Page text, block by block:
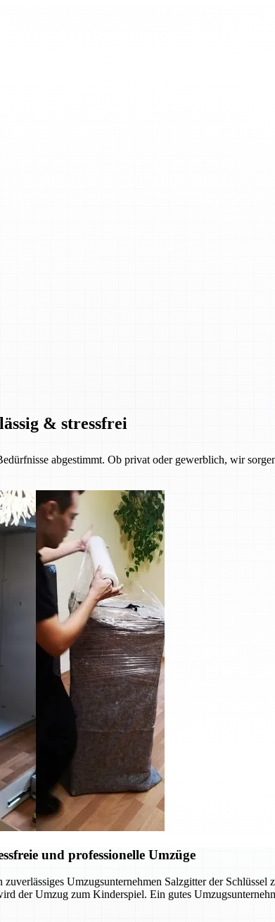
& stressfrei
abgestimmt. Ob privat oder gewerblich, wir
und professionelle Umzüge
Umzugsunternehmen Salzgitter der Schlüssel
der Umzug zum Kinderspiel. Ein gutes